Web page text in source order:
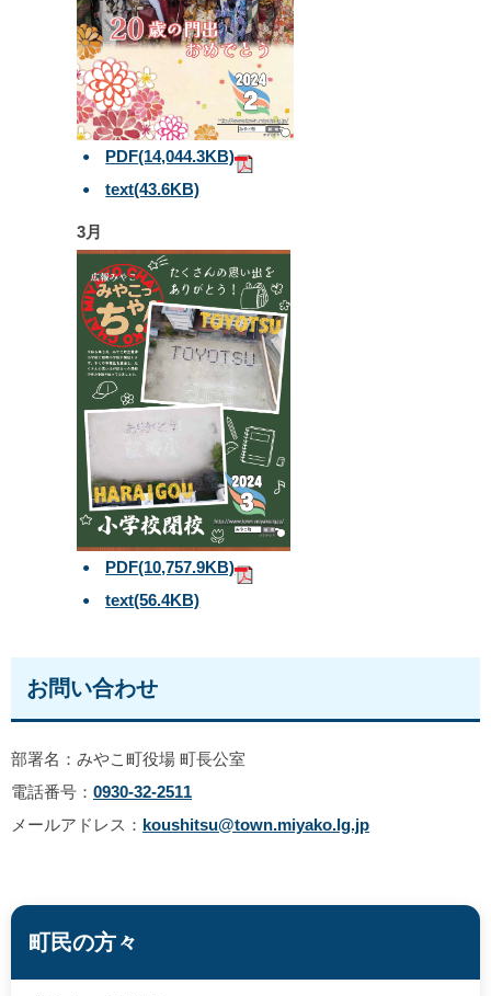
PDF(14,044.3KB)
text(43.6KB)
3月
PDF(10,757.9KB)
text(56.4KB)
お問い合わせ
部署名：みやこ町役場 町長公室
電話番号： 0930-32-2511
メールアドレス： koushitsu@town.miyako.lg.jp
町民の方々